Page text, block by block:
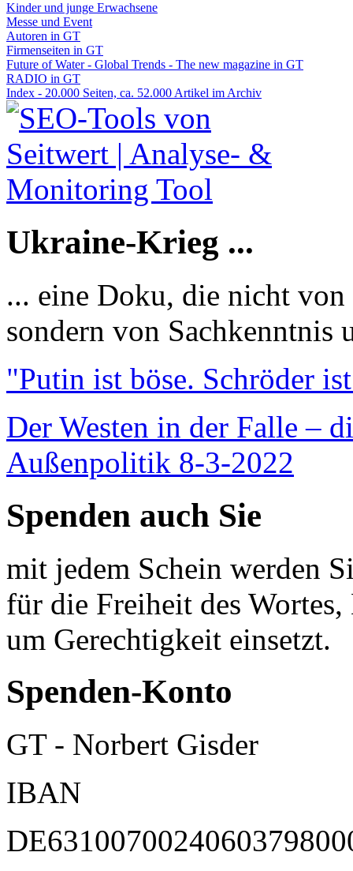
Kinder und junge Erwachsene
Messe und Event
Autoren in GT
Firmenseiten in GT
Future of Water - Global Trends - The new magazine in GT
RADIO in GT
Index - 20.000 Seiten, ca. 52.000 Artikel im Archiv
Ukraine-Krieg ...
... eine Doku, die nicht
sondern von Sachkenntnis
"Putin ist böse. Schröder
Der Westen in der Falle –
Außenpolitik 8-3-2022
Spenden auch Sie
mit jedem Schein werden
für die Freiheit des
um Gerechtigkeit einsetzt.
Spenden-Konto
GT - Norbert Gisder
IBAN